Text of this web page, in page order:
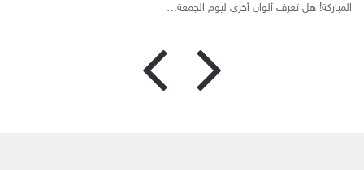
المباركة! هل تعرف ألوان أخرى ليوم الجمعة…